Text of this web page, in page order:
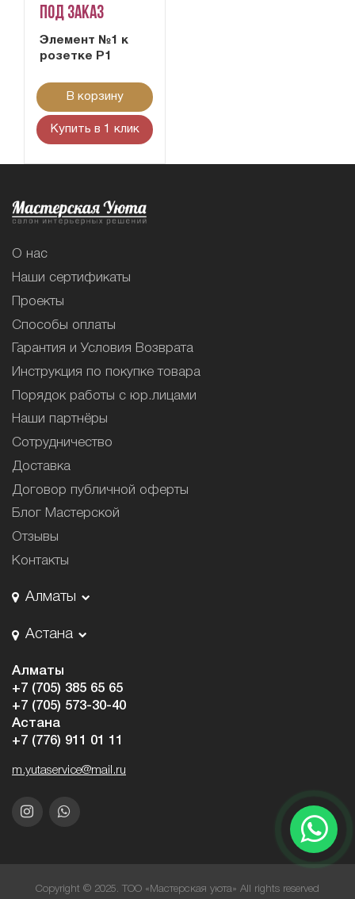
Под заказ
Элемент №1 к
розетке Р1
В корзину
Купить в 1 клик
О нас
Наши сертификаты
Проекты
Способы оплаты
Гарантия и Условия Возврата
Инструкция по покупке товара
Порядок работы с юр.лицами
Наши партнёры
Сотрудничество
Доставка
Договор публичной оферты
Блог Мастерской
Отзывы
Контакты
Алматы
Астана
Алматы
+7 (705) 385 65 65
+7 (705) 573-30-40
Астана
+7 (776) 911 01 11
m.yutaservice@mail.ru
Copyright © 2025. ТОО «Мастерская уюта» All rights reserved